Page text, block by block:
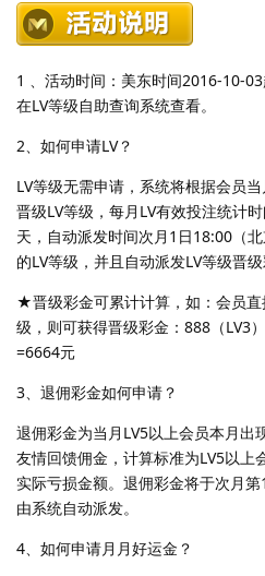
1 、活动时间：美东时间2016-10-
在LV等级自助查询系统查看。
2、如何申请LV？
LV等级无需申请，系统将根据会员
晋级LV等级，每月LV有效投注统计
天，自动派发时间次月1日18:00（
的LV等级，并且自动派发LV等级晋级
★晋级彩金可累计计算，如：会员直
级，则可获得晋级彩金：888（LV3
=6664元
3、退佣彩金如何申请？
退佣彩金为当月LV5以上会员本月出
友情回馈佣金，计算标准为LV5以上
实际亏损金额。退佣彩金将于次月
由系统自动派发。
4、如何申请月月好运金？